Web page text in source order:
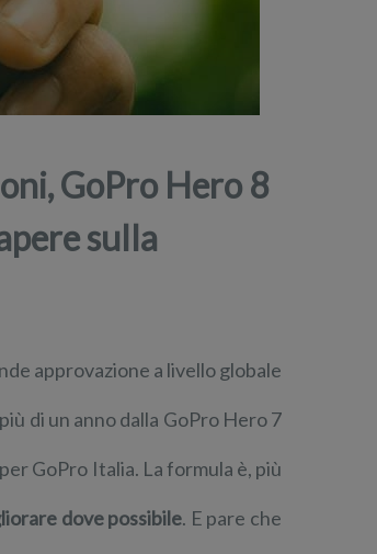
GoPro Hero 8
sulla
approvazione a livello globale
di un anno dalla GoPro Hero 7
GoPro Italia. La formula è, più
dove possibile. E pare che